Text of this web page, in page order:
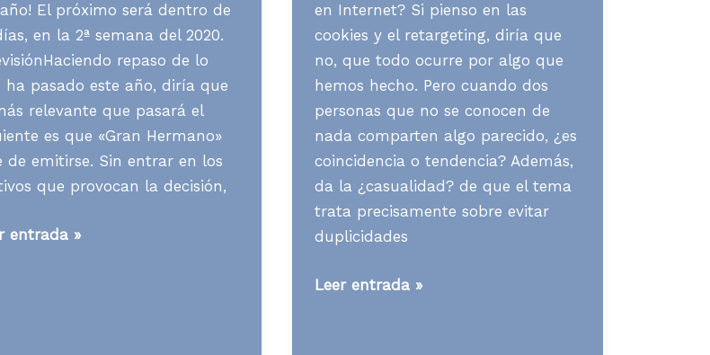
El próximo será dentro de
en la 2ª semana del 2020.
repaso de lo
ha pasado este año, diría que
relevante que pasará el
es que «Gran Hermano»
de emitirse. Sin entrar en los
que provocan la decisión,
entrada »
en Internet? Si pienso en las
cookies y el retargeting, diría que
no, que todo ocurre por algo que
hemos hecho. Pero cuando dos
personas que no se conocen de
nada comparten algo parecido, ¿es
coincidencia o tendencia? Además,
da la ¿casualidad? de que el tema
trata precisamente sobre evitar
duplicidades
Media
Leer entrada »